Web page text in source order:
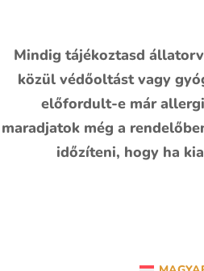
Mindig tájékoztasd
közül védőoltást vagy
előfordult-e már
maradjatok még a
időzíteni, hogy ha